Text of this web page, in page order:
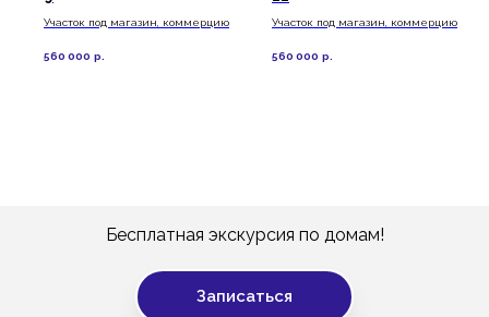
Участок под магазин, коммерцию
560 000 р.
Участок под магазин, коммерцию
560 000 р.
Бесплатная экскурсия по домам!
Записаться